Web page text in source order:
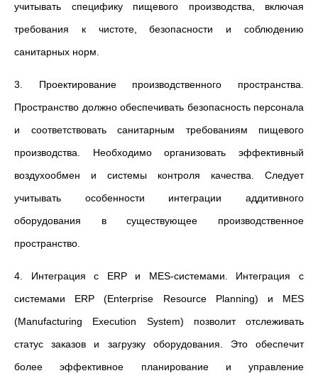
учитывать специфику пищевого производства, включая
требования к чистоте, безопасности и соблюдению
санитарных норм.
3. Проектирование производственного пространства.
Пространство должно обеспечивать безопасность персонала
и соответствовать санитарным требованиям пищевого
производства. Необходимо организовать эффективный
воздухообмен и системы контроля качества. Следует
учитывать особенности интеграции аддитивного
оборудования в существующее производственное
пространство.
4. Интеграция с ERP и MES-системами. Интеграция с
системами ERP (Enterprise Resource Planning) и MES
(Manufacturing Execution System) позволит отслеживать
статус заказов и загрузку оборудования. Это обеспечит
более эффективное планирование и управление